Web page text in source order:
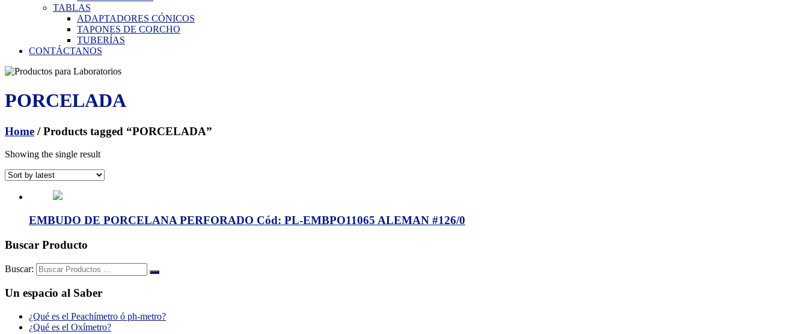
TABLAS
ADAPTADORES CÓNICOS
TAPONES DE CORCHO
TUBERÍAS
CONTÁCTANOS
PORCELADA
Home / Products tagged “PORCELADA”
Showing the single result
EMBUDO DE PORCELANA PERFORADO Cód: PL-EMBPO11065 ALEMAN #126/0
Buscar Producto
Buscar:
Un espacio al Saber
¿Qué es el Peachímetro ó ph-metro?
¿Qué es el Oxímetro?